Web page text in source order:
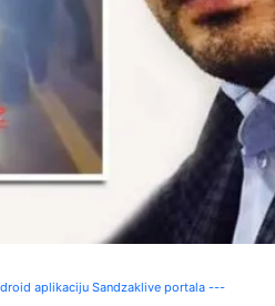
aplikaciju Sandzaklive portala ---